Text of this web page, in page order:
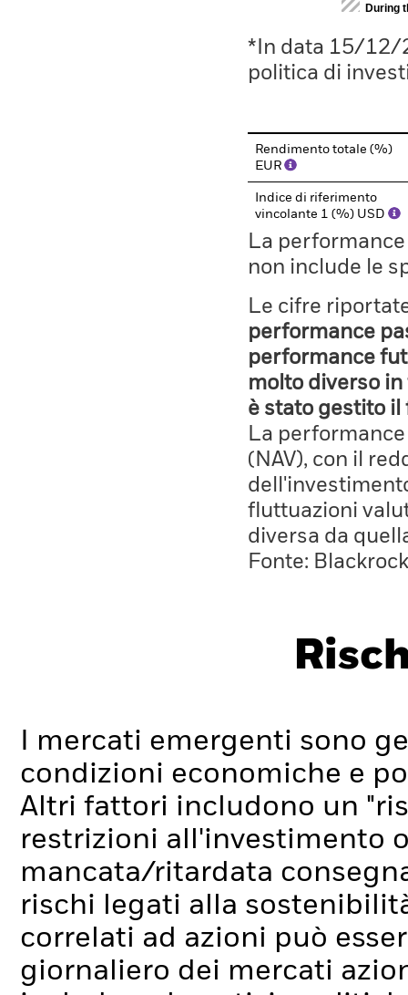
During
*In data 15/12/
politica di
Rendimento totale (%)
EUR
Indice di riferimento
vincolante 1 (%) USD
La
non include le
Le cifre
performance
performance
molto diverso
è stato gestito il
La
(NAV), con il
fluttuazioni
diversa da
Fonte: Blackrock
I mercati emergenti sono
condizioni economiche e
Altri fattori includono un
restrizioni all'investimento
mancata/ritardata
rischi legati alla
correlati ad azioni può
giornaliero dei mercati